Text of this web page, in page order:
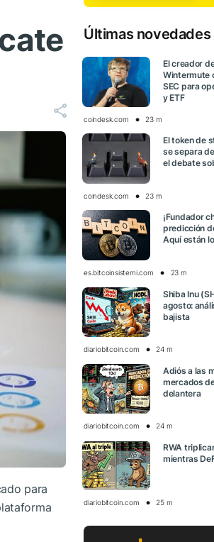
para
Últimas novedades
El creador
Wintermute
SEC para
y ETF
coindesk.com 23 m
El token de
se separa
el debate
coindesk.com 23 m
¡Fundador
predicción
Aquí están
es.bitcoinsistemi.com 23 m
Shiba Inu
agosto:
bajista
diariobitcoin.com 24 m
Adiós a las
mercados
delantera
diariobitcoin.com 24 m
RWA
mientras
diariobitcoin.com 25 m